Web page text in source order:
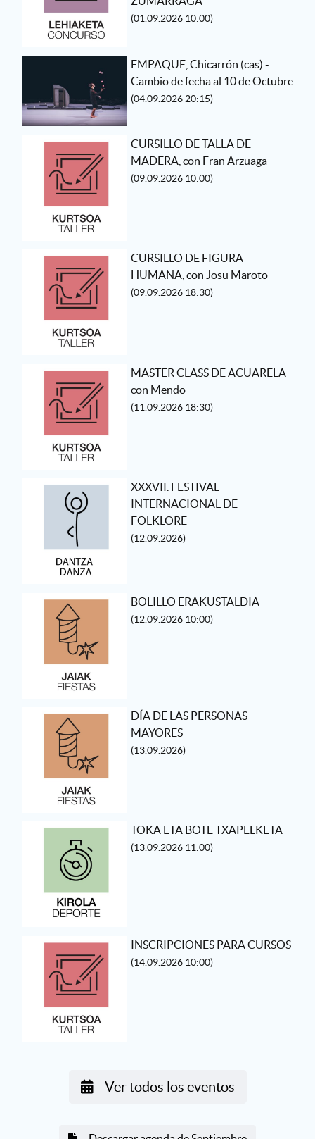
(01.09.2026 10:00)
EMPAQUE, Chicarrón (cas) -
Cambio de fecha al 10 de Octubre
(04.09.2026 20:15)
CURSILLO DE TALLA DE
MADERA, con Fran Arzuaga
(09.09.2026 10:00)
CURSILLO DE FIGURA
HUMANA, con Josu Maroto
(09.09.2026 18:30)
MASTER CLASS DE ACUARELA
con Mendo
(11.09.2026 18:30)
XXXVII. FESTIVAL
INTERNACIONAL DE
FOLKLORE
(12.09.2026)
BOLILLO ERAKUSTALDIA
(12.09.2026 10:00)
DÍA DE LAS PERSONAS
MAYORES
(13.09.2026)
TOKA ETA BOTE TXAPELKETA
(13.09.2026 11:00)
INSCRIPCIONES PARA CURSOS
(14.09.2026 10:00)
Ver todos los eventos